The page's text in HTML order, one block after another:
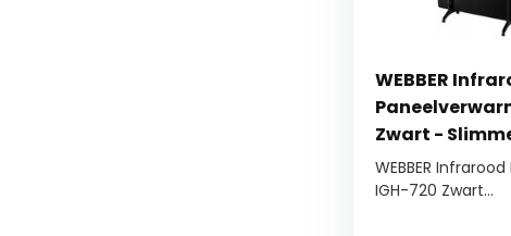
WEBBER
Zwart -
WEBBER
IGH-720 Zwart...